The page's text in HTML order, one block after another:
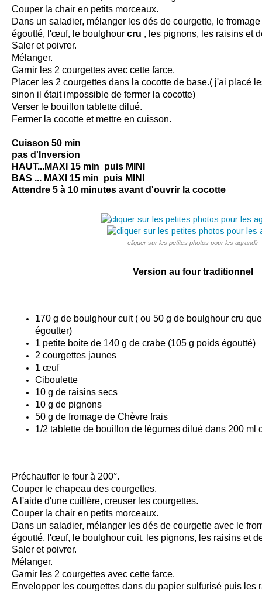
Couper la chair en petits morceaux.
Dans un saladier, mélanger les dés de courgette, le
égoutté, l'œuf, le boulghour cru , les pignons, les raisins et
Saler et poivrer.
Mélanger.
Garnir les 2 courgettes avec cette farce.
Placer les 2 courgettes dans la cocotte de base.( j'ai placé
sinon il était impossible de fermer la cocotte)
Verser le bouillon tablette dilué.
Fermer la cocotte et mettre en cuisson.
Cuisson 50 min
pas d'Inversion
HAUT...MAXI 15 min puis MINI
BAS ... MAXI 15 min puis MINI
Attendre 5 à 10 minutes avant d'ouvrir la cocotte
cliquer sur les petites photos pour les agrandir
Version au four traditionnel
170 g de boulghour cuit ( ou 50 g de boulghour cru
égoutter)
1 petite boite de 140 g de crabe (105 g poids égoutté)
2 courgettes jaunes
1 œuf
Ciboulette
10 g de raisins secs
10 g de pignons
50 g de fromage de Chèvre frais
1/2 tablette de bouillon de légumes dilué dans 200 ml
Préchauffer le four à 200°.
Couper le chapeau des courgettes.
A l'aide d'une cuillère, creuser les courgettes.
Couper la chair en petits morceaux.
Dans un saladier, mélanger les dés de courgette avec le
égoutté, l'œuf, le boulghour cuit, les pignons, les raisins et
Saler et poivrer.
Mélanger.
Garnir les 2 courgettes avec cette farce.
Envelopper les courgettes dans du papier sulfurisé puis les